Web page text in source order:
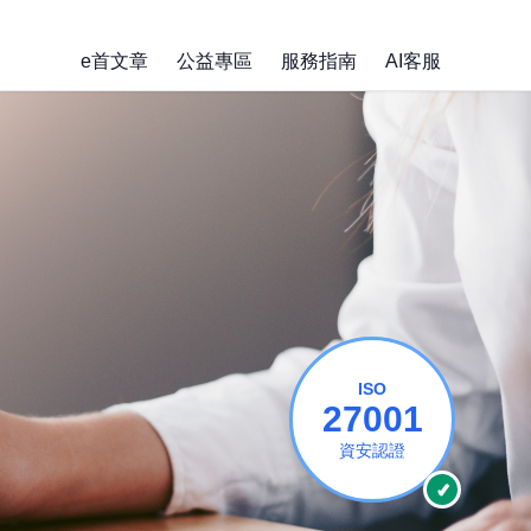
e首文章 公益專區 服務指南
(在新視窗開啟)
AI客服
(在新視窗開啟)
ISO
27001
資安認證
✓
ISO